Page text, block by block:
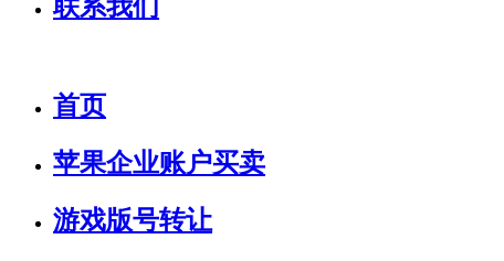
联系我们
首页
苹果企业账户买卖
游戏版号转让